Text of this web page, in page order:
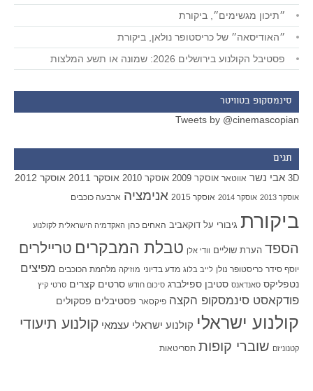
״תיכון מגשימים״, ביקורת
״האודיסאה״ של כריסטופר נולאן, ביקורת
פסטיבל הקולנוע בירושלים 2026: שמונה או תשע המלצות
סינמסקופ בטוויטר
Tweets by @cinemascopian
תגים
3D אבי נשר אווטאר אוסקר 2009 אוסקר 2010 אוסקר 2011 אוסקר 2012
אוסקר 2013 אוסקר 2014 אוסקר 2015 אנימציה ארבעה כוכבים
ביקורת גיבורי על דוקאביב האחים כהן האקדמיה הישראלית לקולנוע
הספד הערת שוליים וודי אלן טבלת המבקרים טריילרים
יוסף סידר כריסטופר נולן לייב בלוג מדע בדיוני מוזיקה מלחמת הכוכבים מפיצים
נטפליקס סאנדאנס סטיבן ספילברג סיכום חודש סרטים קצרים סרטי קיץ
פודקאסט סינמסקופ הקצה פיקסאר פסטיבלים פסקולים
קולנוע ישראלי קולנוע ישראלי עצמאי קולנוע תיעודי
קטנוניזם שוברי קופות תסריטאות